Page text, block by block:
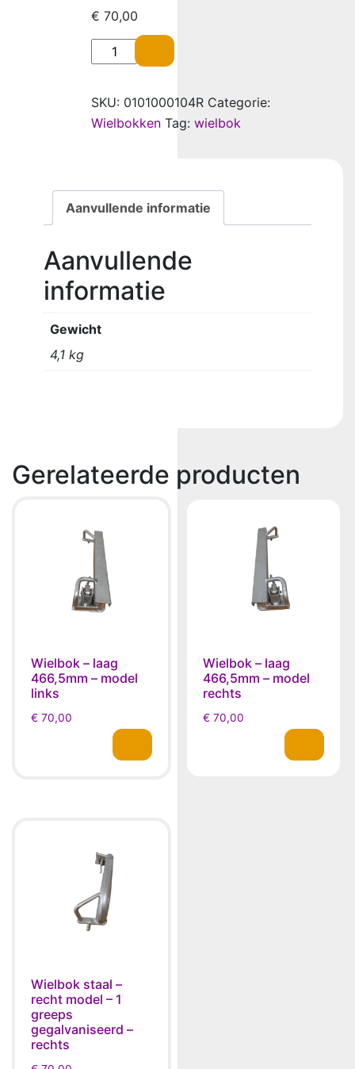
€ 70,00
Wielbok staal - recht model - 1 greeps
SKU: 0101000104R Categorie:
Wielbokken Tag: wielbok
Aanvullende informatie
Aanvullende
informatie
Gewicht
4,1 kg
Gerelateerde producten
Wielbok – laag
466,5mm – model
links
€ 70,00
Wielbok – laag
466,5mm – model
rechts
€ 70,00
Wielbok staal –
recht model – 1
greeps
gegalvaniseerd –
rechts